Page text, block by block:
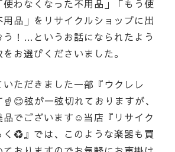
わなくなった不用品」「もう使
品」をリサイクルショップに出
う！…というお話になられたよう
お選びくださいました。
ただきました一部『ウクレレ
☝️😊弦が一弦切れておりますが、
品でございます☺️当店『リサイク
♻️』では、このような楽器も買